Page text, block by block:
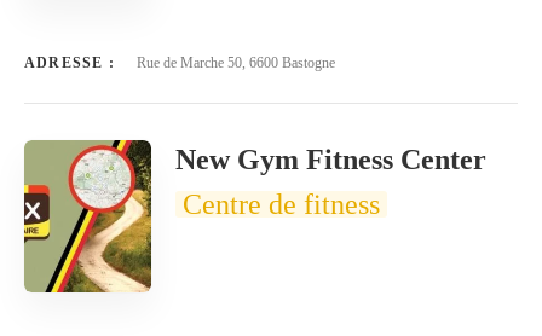
ADRESSE : Rue de Marche 50, 6600 Bastogne
New Gym Fitness Center
Centre de fitness